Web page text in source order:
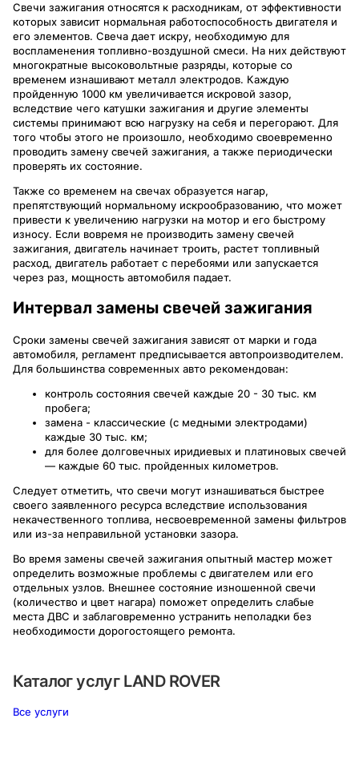
Свечи зажигания относятся к расходникам, от эффективности
которых зависит нормальная работоспособность двигателя и
его элементов. Свеча дает искру, необходимую для
воспламенения топливно-воздушной смеси. На них действуют
многократные высоковольтные разряды, которые со
временем изнашивают металл электродов. Каждую
пройденную 1000 км увеличивается искровой зазор,
вследствие чего катушки зажигания и другие элементы
системы принимают всю нагрузку на себя и перегорают. Для
того чтобы этого не произошло, необходимо своевременно
проводить замену свечей зажигания, а также периодически
проверять их состояние.
Также со временем на свечах образуется нагар,
препятствующий нормальному искрообразованию, что может
привести к увеличению нагрузки на мотор и его быстрому
износу. Если вовремя не производить замену свечей
зажигания, двигатель начинает троить, растет топливный
расход, двигатель работает с перебоями или запускается
через раз, мощность автомобиля падает.
Интервал замены свечей зажигания
Сроки замены свечей зажигания зависят от марки и года
автомобиля, регламент предписывается автопроизводителем.
Для большинства современных авто рекомендован:
контроль состояния свечей каждые 20 - 30 тыс. км
пробега;
замена - классические (с медными электродами)
каждые 30 тыс. км;
для более долговечных иридиевых и платиновых свечей
— каждые 60 тыс. пройденных километров.
Следует отметить, что свечи могут изнашиваться быстрее
своего заявленного ресурса вследствие использования
некачественного топлива, несвоевременной замены фильтров
или из-за неправильной установки зазора.
Во время замены свечей зажигания опытный мастер может
определить возможные проблемы с двигателем или его
отдельных узлов. Внешнее состояние изношенной свечи
(количество и цвет нагара) поможет определить слабые
места ДВС и заблаговременно устранить неполадки без
необходимости дорогостоящего ремонта.
Каталог услуг LAND ROVER
Все услуги